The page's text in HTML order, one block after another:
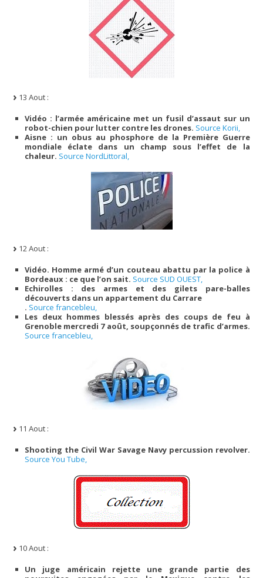
13 Aout :
Vidéo : l’armée américaine met un fusil d’assaut sur un
robot-chien pour lutter contre les drones. Source Korii,
Aisne : un obus au phosphore de la Première Guerre
mondiale éclate dans un champ sous l’effet de la
chaleur. Source NordLittoral,
12 Aout :
Vidéo. Homme armé d’un couteau abattu par la police à
Bordeaux : ce que l’on sait. Source SUD OUEST,
Echirolles : des armes et des gilets pare-balles
découverts dans un appartement du Carrare
. Source francebleu,
Les deux hommes blessés après des coups de feu à
Grenoble mercredi 7 août, soupçonnés de trafic d’armes.
Source francebleu,
11 Aout :
Shooting the Civil War Savage Navy percussion revolver.
Source You Tube,
10 Aout :
Un juge américain rejette une grande partie des